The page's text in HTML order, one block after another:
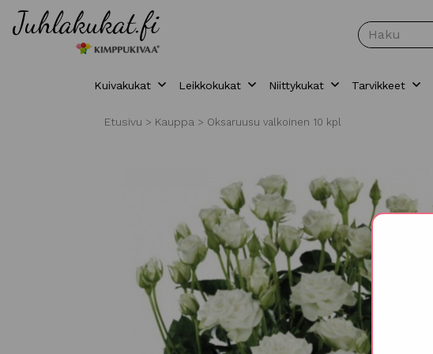
Kuivakukat Leikkokukat Niittykukat Tarvikkeet
Etusivu > Kauppa > Oksaruusu valkoinen 10 kpl